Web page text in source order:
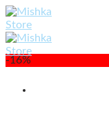
Skip
to
content
-16%